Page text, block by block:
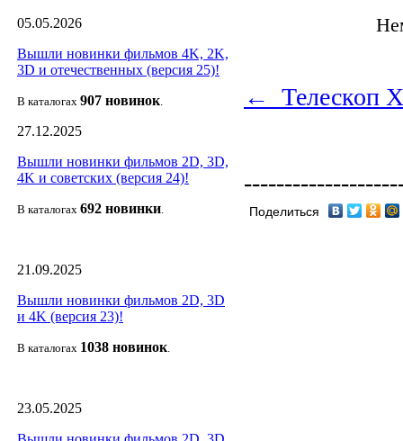
05.05.2026
Вышли новинки фильмов 4K, 2K,
3D и отечественных (версия 25)!
В каталогах 907 новинок.
27.12.2025
Вышли новинки фильмов 2D, 3D,
4K и советских (версия 24)!
В каталогах 692 новинки.
21.09.2025
Вышли новинки фильмов 2D, 3D
и 4K (версия 23)!
В каталогах 1038 новинок.
23.05.2025
← Телескоп
Поделиться